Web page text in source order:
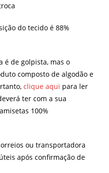
do tecido é 88%
é de golpista, mas o
composto de algodão e
clique aqui para ler
ter com a sua
100%
ou transportadora
após confirmação de